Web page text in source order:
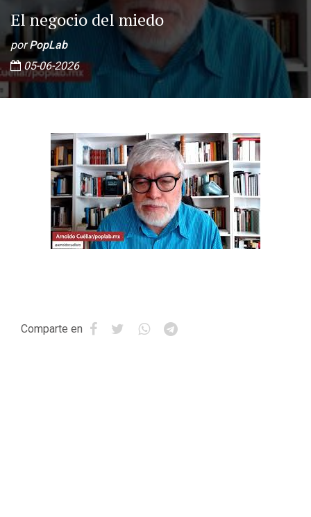
El negocio del miedo
porPopLab
05-06-2026
Comparte en